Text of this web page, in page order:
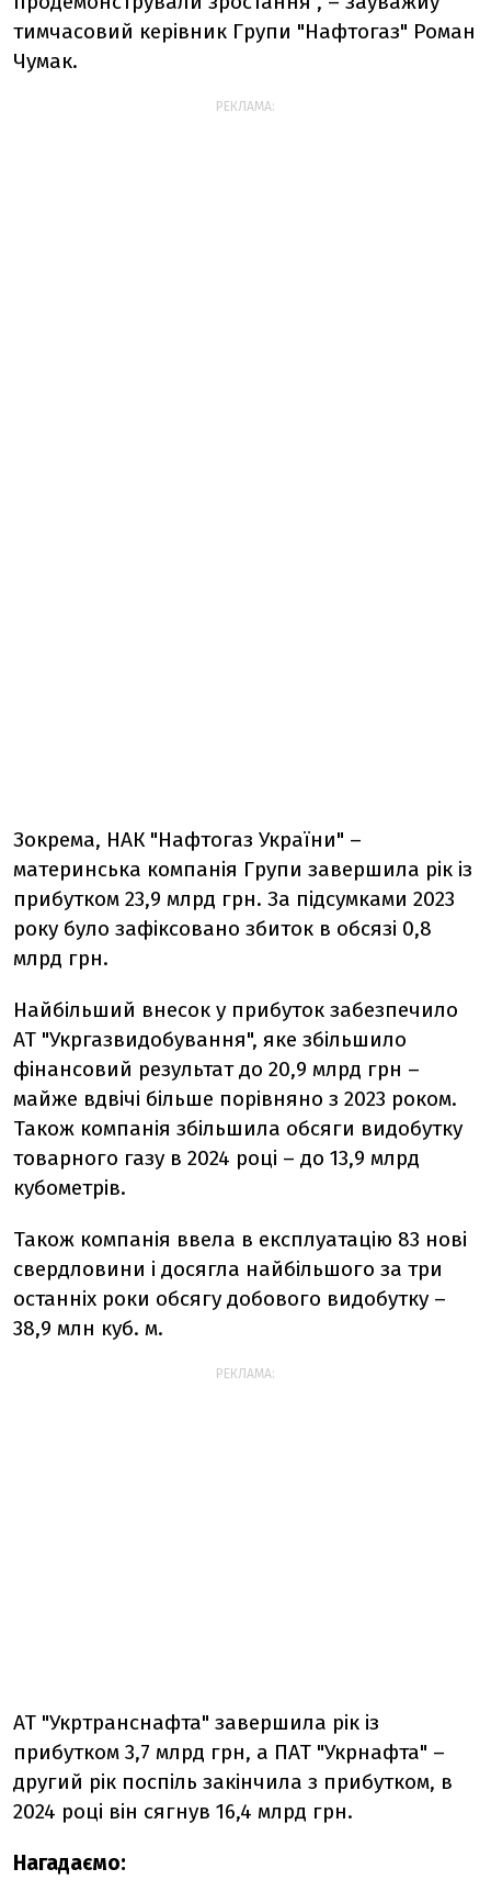
тимчасовий керівник Групи "Нафтогаз" Роман
Чумак.
РЕКЛАМА:
Зокрема, НАК "Нафтогаз України" –
материнська компанія Групи завершила рік із
прибутком 23,9 млрд грн. За підсумками 2023
року було зафіксовано збиток в обсязі 0,8
млрд грн.
Найбільший внесок у прибуток забезпечило
АТ "Укргазвидобування", яке збільшило
фінансовий результат до 20,9 млрд грн –
майже вдвічі більше порівняно з 2023 роком.
Також компанія збільшила обсяги видобутку
товарного газу в 2024 році – до 13,9 млрд
кубометрів.
Також компанія ввела в експлуатацію 83 нові
свердловини і досягла найбільшого за три
останніх роки обсягу добового видобутку –
38,9 млн куб. м.
РЕКЛАМА:
АТ "Укртранснафта" завершила рік із
прибутком 3,7 млрд грн, а ПАТ "Укрнафта" –
другий рік поспіль закінчила з прибутком, в
2024 році він сягнув 16,4 млрд грн.
Нагадаємо: